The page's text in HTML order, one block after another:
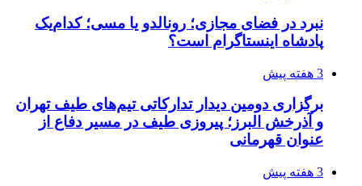
نبرد در فضای مجازی؛ رونالدو یا مسی؛ کدام‌یک
پادشاه اینستاگرام است؟
3 هفته پیش
برگزاری دومین دیدار تدارکاتی تیم‌های طیف تهران
و آذرخش البرز؛ پیروزی طیف در مسیر دفاع از
عنوان قهرمانی
3 هفته پیش